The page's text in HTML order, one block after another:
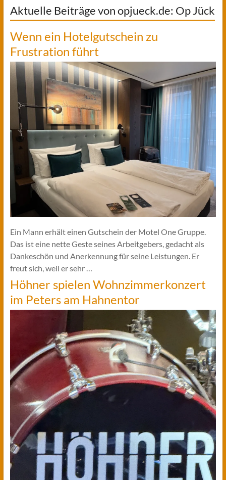
Aktuelle Beiträge von opjueck.de: Op Jück
Wenn ein Hotelgutschein zu
Frustration führt
Ein Mann erhält einen Gutschein der Motel One Gruppe.
Das ist eine nette Geste seines Arbeitgebers, gedacht als
Dankeschön und Anerkennung für seine Leistungen. Er
freut sich, weil er sehr …
Höhner spielen Wohnzimmerkonzert
im Peters am Hahnentor